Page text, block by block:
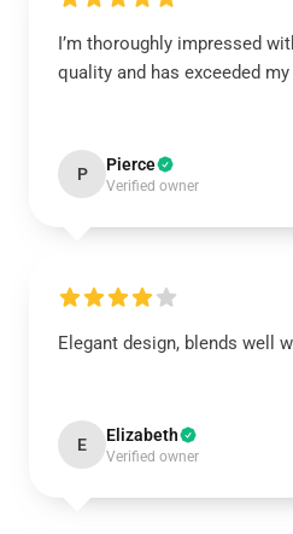
I’m thoroughly impressed
quality and has exceeded
P Pierce
Verified owner
Elegant design, blends well
E Elizabeth
Verified owner